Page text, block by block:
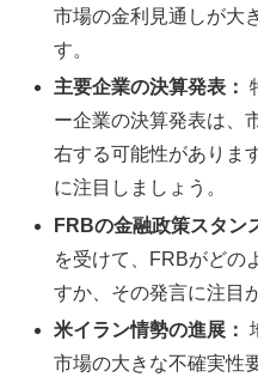
市場の金利見通しが大
す。
主要企業の決算発表：
ー企業の決算発表は、
右する可能性がありま
に注目しましょう。
FRBの金融政策スタン
を受けて、FRBがどの
すか、その発言に注目
米イラン情勢の進展：
市場の大きな不確実性